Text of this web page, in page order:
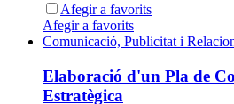
Afegir a favorits
Afegir a favorits
Comunicació, Publicitat i
Elaboració d'un Pla de
Estratègica